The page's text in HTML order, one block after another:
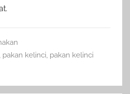
, pakan kelinci, pakan kelinci